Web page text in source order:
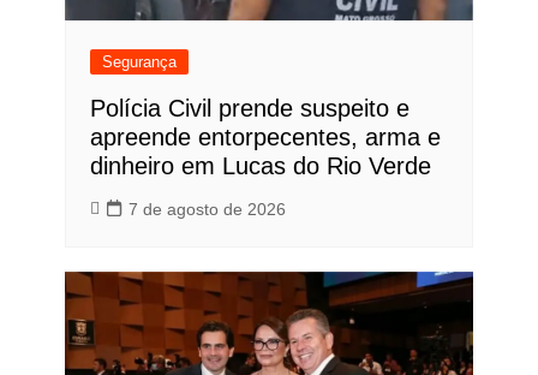
Segurança
Polícia Civil prende suspeito e
apreende entorpecentes, arma e
dinheiro em Lucas do Rio Verde
7 de agosto de 2026